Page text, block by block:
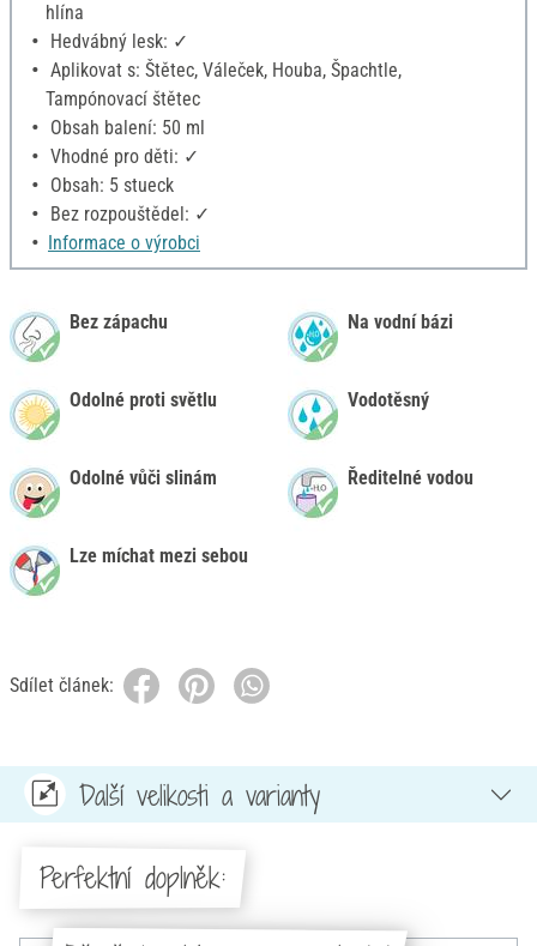
hlína
Hedvábný lesk: ✓
Aplikovat s: Štětec, Váleček, Houba, Špachtle,
Tampónovací štětec
Obsah balení: 50 ml
Vhodné pro děti: ✓
Obsah: 5 stueck
Bez rozpouštědel: ✓
Informace o výrobci
Bez zápachu
Odolné proti světlu
Odolné vůči slinám
Lze míchat mezi sebou
Na vodní bázi
Vodotěsný
Ředitelné vodou
Sdílet článek:
Další velikosti a varianty
Perfektní doplněk: